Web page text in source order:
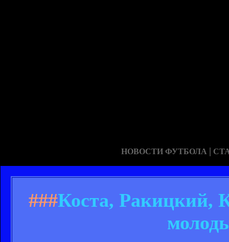
НОВОСТИ ФУТБОЛА |
###Коста, Ракицкий,